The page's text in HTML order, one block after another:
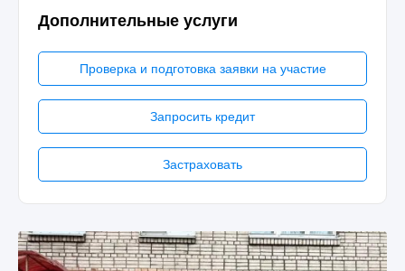
Дополнительные услуги
Проверка и подготовка заявки на участие
Запросить кредит
Застраховать